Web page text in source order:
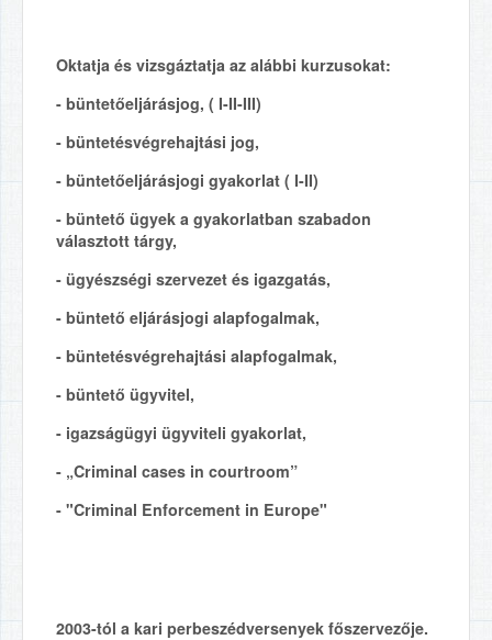
Oktatja és vizsgáztatja az alábbi kurzusokat:
- büntetőeljárásjog, ( I-II-III)
- büntetésvégrehajtási jog,
- büntetőeljárásjogi gyakorlat ( I-II)
- büntető ügyek a gyakorlatban szabadon
választott tárgy,
- ügyészségi szervezet és igazgatás,
- büntető eljárásjogi alapfogalmak,
- büntetésvégrehajtási alapfogalmak,
- büntető ügyvitel,
- igazságügyi ügyviteli gyakorlat,
- „Criminal cases in courtroom”
- "Criminal Enforcement in Europe"
2003-tól a kari perbeszédversenyek főszervezője.